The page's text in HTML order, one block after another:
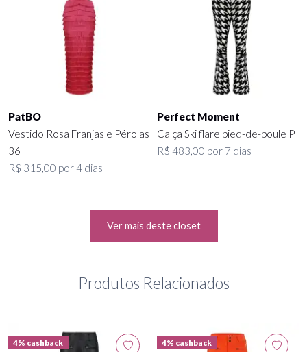
PatBO
Vestido Rosa Franjas e Pérolas
36
R$ 315,00 por 4 dias
Perfect Moment
Calça Ski flare pied-de-poule P
R$ 483,00 por 7 dias
Ver mais deste closet
Produtos Relacionados
4% cashback 4% cashback